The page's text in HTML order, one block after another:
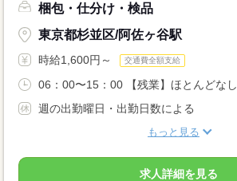
梱包・仕分け・検品
東京都杉並区/阿佐ヶ谷駅
時給1,600円～ 交通費全額支給
06：00〜15：00 【残業】ほとんどなし
週の出勤曜日・出勤日数による
もっと見る
求人詳細を見る